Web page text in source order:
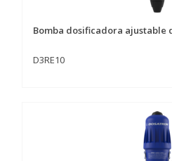
Bomba dosificadora ajustable
D3RE10